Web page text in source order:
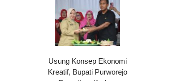
Usung Konsep Ekonomi
Kreatif, Bupati Purworejo